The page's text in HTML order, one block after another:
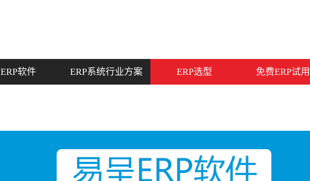
ERP软件 ERP系统行业方案 ERP选型 免费ERP试用